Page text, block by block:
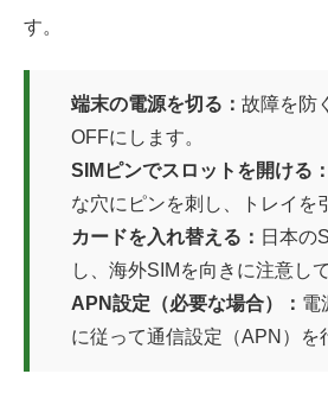
す。
端末の電源を切る： 故障を防
OFFにします。
SIMピンでスロットを開ける：
な穴にピンを刺し、トレイを
カードを入れ替える： 日本の
し、海外SIMを向きに注意し
APN設定（必要な場合）： 電
に従って通信設定（APN）を